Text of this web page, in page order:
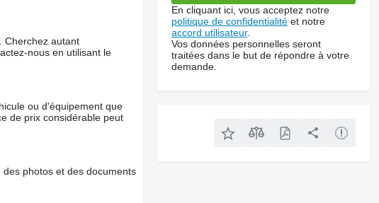
Cherchez autant
nous en utilisant le
ou d'équipement que
de prix considérable peut
photos et des documents
En cliquant ici, vous acceptez notre
politique de confidentialité et notre
accord utilisateur.
Vos données personnelles seront
traitées dans le but de répondre à votre
demande.